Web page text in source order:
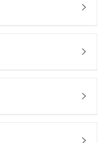



